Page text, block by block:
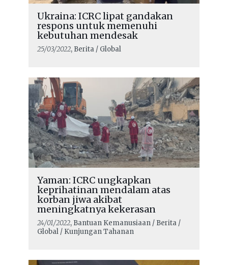
Ukraina: ICRC lipat gandakan
respons untuk memenuhi
kebutuhan mendesak
25/03/2022, Berita / Global
Yaman: ICRC ungkapkan
keprihatinan mendalam atas
korban jiwa akibat
meningkatnya kekerasan
24/01/2022, Bantuan Kemanusiaan / Berita /
Global / Kunjungan Tahanan